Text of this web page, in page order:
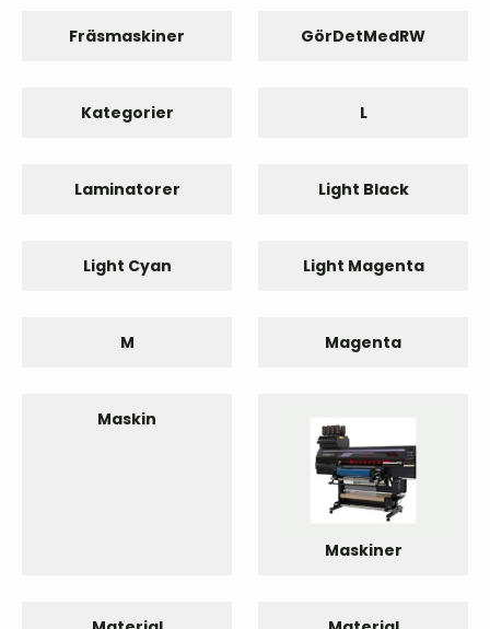
Fräsmaskiner GörDetMedRW
Kategorier L
Laminatorer Light Black
Light Cyan Light Magenta
M Magenta
Maskin
Maskiner